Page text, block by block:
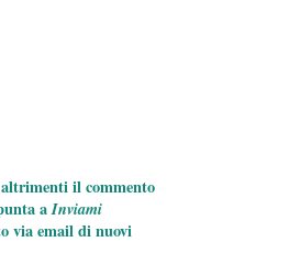
il commento
aInviami
via email di nuovi